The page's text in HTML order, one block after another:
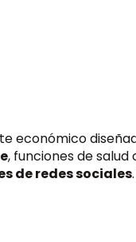
económico
, funcionesdesalud
deredessociales.